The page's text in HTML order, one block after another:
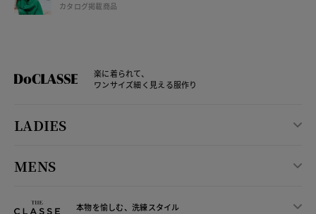
カタログ掲載商品
楽に着られて、
ワンサイズ細く見える服作り
LADIES
MENS
本物を愉しむ、洗練スタイル